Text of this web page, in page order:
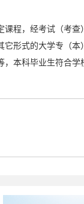
程，经考试（考
它形式的大学专（本
本科毕业生符合